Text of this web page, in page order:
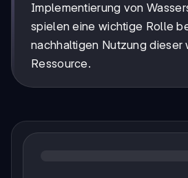
Implementierung von
spielen eine wichtige Rolle
nachhaltigen Nutzung dieser
Ressource.